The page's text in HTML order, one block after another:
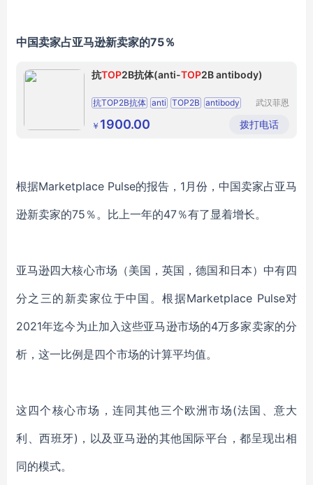
中国卖家占亚马逊新卖家的75％
抗TOP2B抗体(anti-TOP2B antibody)
抗TOP2B抗体 anti TOP2B antibody
TOP2B抗体
抗TOP2B
antibody
武汉菲恩
有限公司
￥ 1900.00 拨打电话
根据Marketplace Pulse的报告，1月份，中国卖家占亚马
逊新卖家的75％。比上一年的47％有了显着增长。
亚马逊四大核心市场（美国，英国，德国和日本）中有四
分之三的新卖家位于中国。根据Marketplace Pulse对
2021年迄今为止加入这些亚马逊市场的4万多家卖家的分
析，这一比例是四个市场的计算平均值。
这四个核心市场，连同其他三个欧洲市场(法国、意大
利、西班牙)，以及亚马逊的其他国际平台，都呈现出相
同的模式。